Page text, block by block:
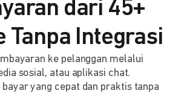
dari 45+
Tanpa Integrasi
ke pelanggan melalui
sosial, atau aplikasi chat.
yang cepat dan praktis tanpa